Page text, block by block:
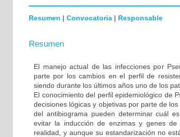
Resumen | Convocatoria | Responsable
Resumen
El manejo actual de las infecciones por
parte por los cambios en el perfil de
siendo durante los últimos años uno de los
El conocimiento del perfil epidemiológico de
decisiones lógicas y objetivas por parte de
del antibiograma pueden determinar cuál
evitar la inducción de enzimas y genes
realidad, y aunque su estandarización no